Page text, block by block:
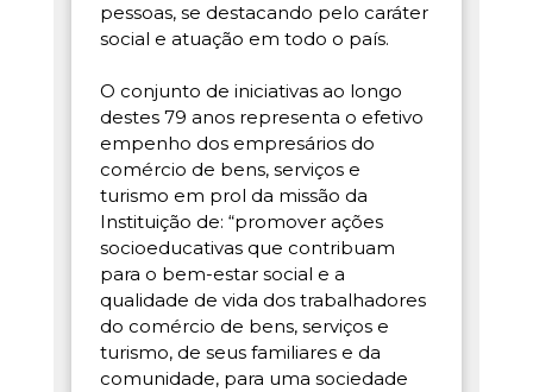
pessoas, se destacando pelo caráter
social e atuação em todo o país.
O conjunto de iniciativas ao longo
destes 79 anos representa o efetivo
empenho dos empresários do
comércio de bens, serviços e
turismo em prol da missão da
Instituição de: “promover ações
socioeducativas que contribuam
para o bem-estar social e a
qualidade de vida dos trabalhadores
do comércio de bens, serviços e
turismo, de seus familiares e da
comunidade, para uma sociedade